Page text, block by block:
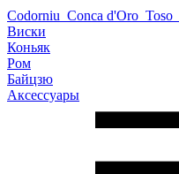
Codorniu Conca d'Oro Toso
Виски
Коньяк
Ром
Байцзю
Аксессуары